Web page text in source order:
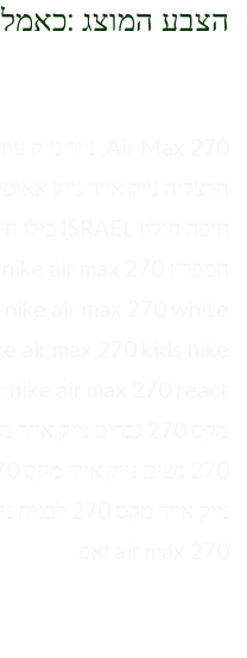
הצבע המוצג :כאמל